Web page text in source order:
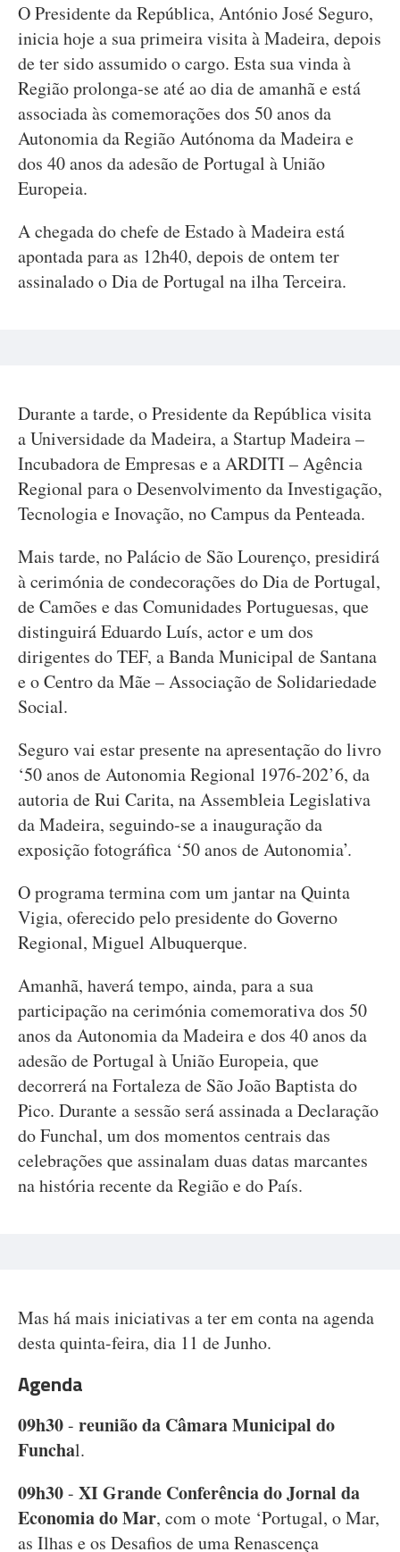
O Presidente da República, António José Seguro,
inicia hoje a sua primeira visita à Madeira, depois
de ter sido assumido o cargo. Esta sua vinda à
Região prolonga-se até ao dia de amanhã e está
associada às comemorações dos 50 anos da
Autonomia da Região Autónoma da Madeira e
dos 40 anos da adesão de Portugal à União
Europeia.
A chegada do chefe de Estado à Madeira está
apontada para as 12h40, depois de ontem ter
assinalado o Dia de Portugal na ilha Terceira.
Durante a tarde, o Presidente da República visita
a Universidade da Madeira, a Startup Madeira –
Incubadora de Empresas e a ARDITI – Agência
Regional para o Desenvolvimento da Investigação,
Tecnologia e Inovação, no Campus da Penteada.
Mais tarde, no Palácio de São Lourenço, presidirá
à cerimónia de condecorações do Dia de Portugal,
de Camões e das Comunidades Portuguesas, que
distinguirá Eduardo Luís, actor e um dos
dirigentes do TEF, a Banda Municipal de Santana
e o Centro da Mãe – Associação de Solidariedade
Social.
Seguro vai estar presente na apresentação do livro
‘50 anos de Autonomia Regional 1976-202’6, da
autoria de Rui Carita, na Assembleia Legislativa
da Madeira, seguindo-se a inauguração da
exposição fotográfica ‘50 anos de Autonomia’.
O programa termina com um jantar na Quinta
Vigia, oferecido pelo presidente do Governo
Regional, Miguel Albuquerque.
Amanhã, haverá tempo, ainda, para a sua
participação na cerimónia comemorativa dos 50
anos da Autonomia da Madeira e dos 40 anos da
adesão de Portugal à União Europeia, que
decorrerá na Fortaleza de São João Baptista do
Pico. Durante a sessão será assinada a Declaração
do Funchal, um dos momentos centrais das
celebrações que assinalam duas datas marcantes
na história recente da Região e do País.
Mas há mais iniciativas a ter em conta na agenda
desta quinta-feira, dia 11 de Junho.
Agenda
09h30- reunião da Câmara Municipal do
Funchal.
09h30- XI Grande Conferência do Jornal da
Economia do Mar, com o mote ‘Portugal, o Mar,
as Ilhas e os Desafios de uma Renascença